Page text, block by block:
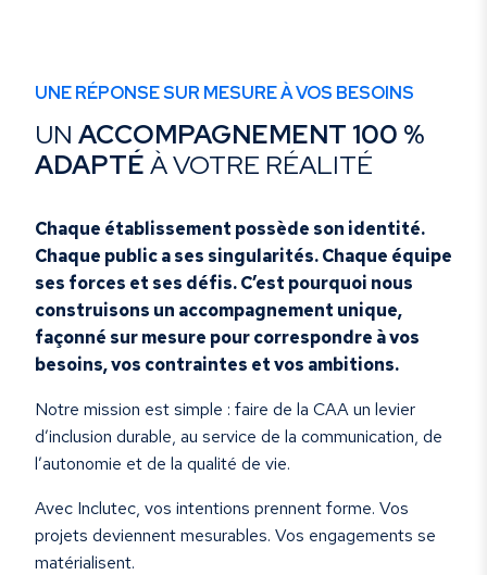
UNE RÉPONSE SUR MESURE À VOS BESOINS
UN ACCOMPAGNEMENT 100 %
ADAPTÉÀ VOTRE RÉALITÉ
Chaque établissement possède son identité.
Chaque public a ses singularités. Chaque équipe
ses forces et ses défis. C’est pourquoi nous
construisons un accompagnement unique,
façonné sur mesure pour correspondre à vos
besoins, vos contraintes et vos ambitions.
Notre mission est simple : faire de la CAA un levier
d’inclusion durable, au service de la communication, de
l’autonomie et de la qualité de vie.
Avec Inclutec, vos intentions prennent forme. Vos
projets deviennent mesurables. Vos engagements se
matérialisent.